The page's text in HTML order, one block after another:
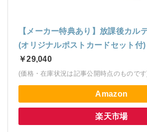
【メーカー特典あり】放課後カル
(オリジナルポストカードセット付)
￥29,040
(価格・在庫状況は記事公開時点のもので
Amazon
楽天市場